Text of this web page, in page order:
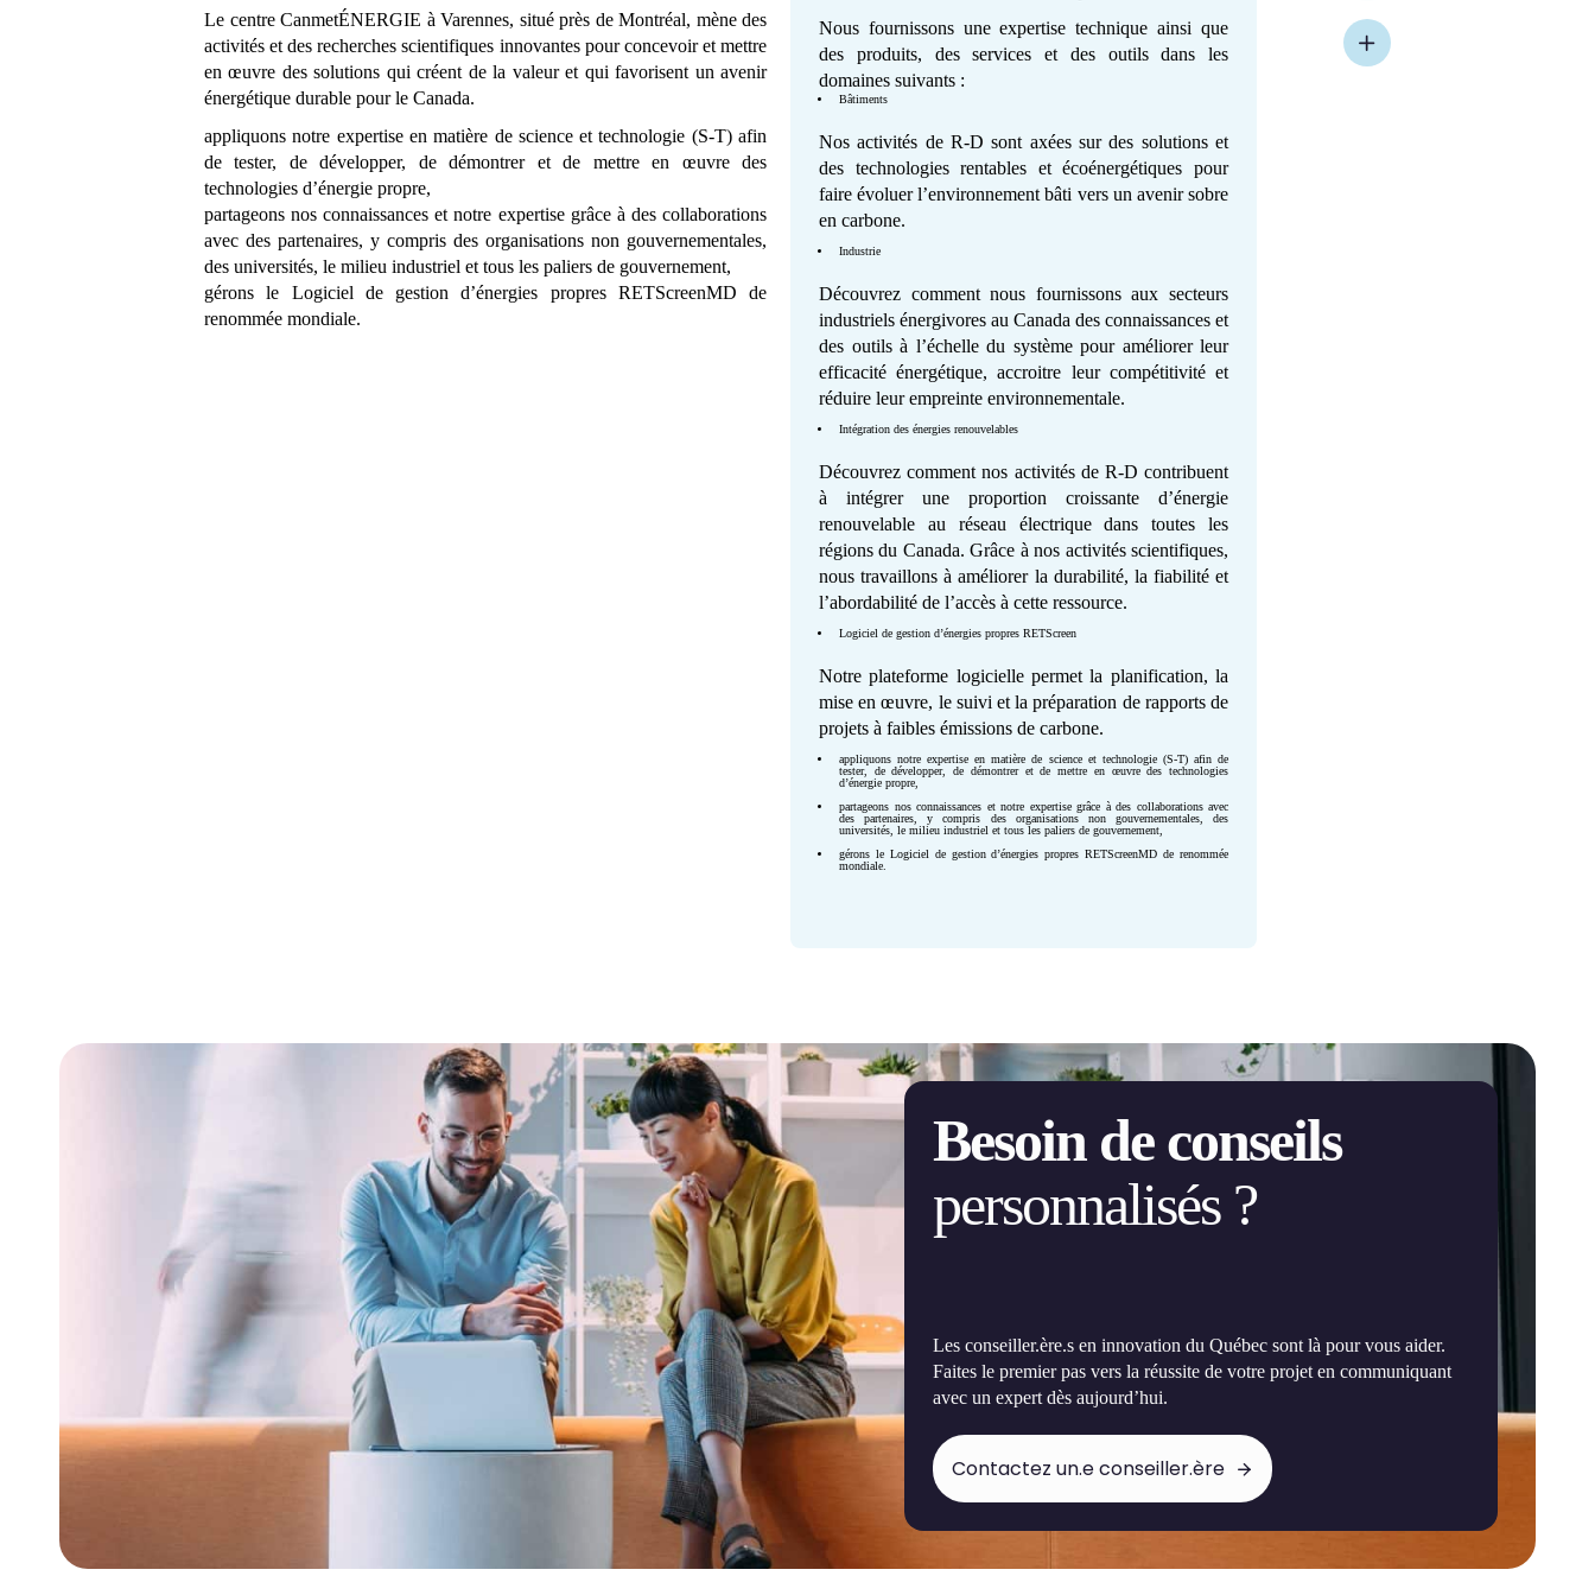
Le centre CanmetÉNERGIE à Varennes, situé près de Montréal, mène des
activités et des recherches scientifiques innovantes pour concevoir et mettre
en œuvre des solutions qui créent de la valeur et qui favorisent un avenir
énergétique durable pour le Canada.
appliquons notre expertise en matière de science et technologie (S-T) afin
de tester, de développer, de démontrer et de mettre en œuvre des
technologies d’énergie propre,
partageons nos connaissances et notre expertise grâce à des collaborations
avec des partenaires, y compris des organisations non gouvernementales,
des universités, le milieu industriel et tous les paliers de gouvernement,
gérons le Logiciel de gestion d’énergies propres RETScreenMD de
renommée mondiale.
Nous fournissons une expertise technique ainsi que
des produits, des services et des outils dans les
domaines suivants :
Bâtiments
Nos activités de R-D sont axées sur des solutions et
des technologies rentables et écoénergétiques pour
faire évoluer l’environnement bâti vers un avenir sobre
en carbone.
Industrie
Découvrez comment nous fournissons aux secteurs
industriels énergivores au Canada des connaissances et
des outils à l’échelle du système pour améliorer leur
efficacité énergétique, accroitre leur compétitivité et
réduire leur empreinte environnementale.
Intégration des énergies renouvelables
Découvrez comment nos activités de R-D contribuent
à intégrer une proportion croissante d’énergie
renouvelable au réseau électrique dans toutes les
régions du Canada. Grâce à nos activités scientifiques,
nous travaillons à améliorer la durabilité, la fiabilité et
l’abordabilité de l’accès à cette ressource.
Logiciel de gestion d’énergies propres RETScreen
Notre plateforme logicielle permet la planification, la
mise en œuvre, le suivi et la préparation de rapports de
projets à faibles émissions de carbone.
appliquons notre expertise en matière de science et technologie (S-T) afin de
tester, de développer, de démontrer et de mettre en œuvre des technologies
d’énergie propre,
partageons nos connaissances et notre expertise grâce à des collaborations avec
des partenaires, y compris des organisations non gouvernementales, des
universités, le milieu industriel et tous les paliers de gouvernement,
gérons le Logiciel de gestion d’énergies propres RETScreenMD de renommée
mondiale.
Besoin de conseils
personnalisés ?
Les conseiller.ère.s en innovation du Québec sont là pour vous aider.
Faites le premier pas vers la réussite de votre projet en communiquant
avec un expert dès aujourd’hui.
Contactez un.e conseiller.ère